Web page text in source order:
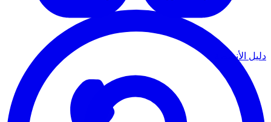
دليل الأنشطة